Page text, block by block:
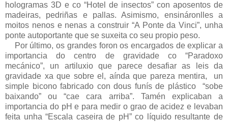
hologramas 3D e co “Hotel de insectos” con aposentos de
madeiras, pedriñas e pallas. Asimismo, ensináronlles a
moitos nenos e nenas a construir “A Ponte da Vinci”, unha
ponte autoportante que se suxeita co seu propio peso.
Por último, os grandes foron os encargados de explicar a
importancia do centro de gravidade co “Paradoxo
mecánico”, un artiluxio que parece desafiar as leis da
gravidade xa que sobre el, aínda que pareza mentira, un
simple bicono fabricado con dous funís de plástico “sobe
baixando” ou “cae cara arriba”. Tamén explicaban a
importancia do pH e para medir o grao de acidez e levaban
feita unha “Escala caseira de pH” co líquido resultante de